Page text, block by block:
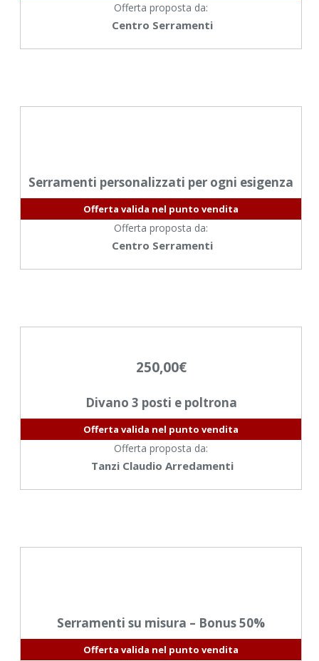
Offerta proposta da:
Centro Serramenti
Serramenti personalizzati per ogni esigenza
Offerta valida nel punto vendita
Offerta proposta da:
Centro Serramenti
250,00€
Divano 3 posti e poltrona
Offerta valida nel punto vendita
Offerta proposta da:
Tanzi Claudio Arredamenti
Serramenti su misura – Bonus 50%
Offerta valida nel punto vendita